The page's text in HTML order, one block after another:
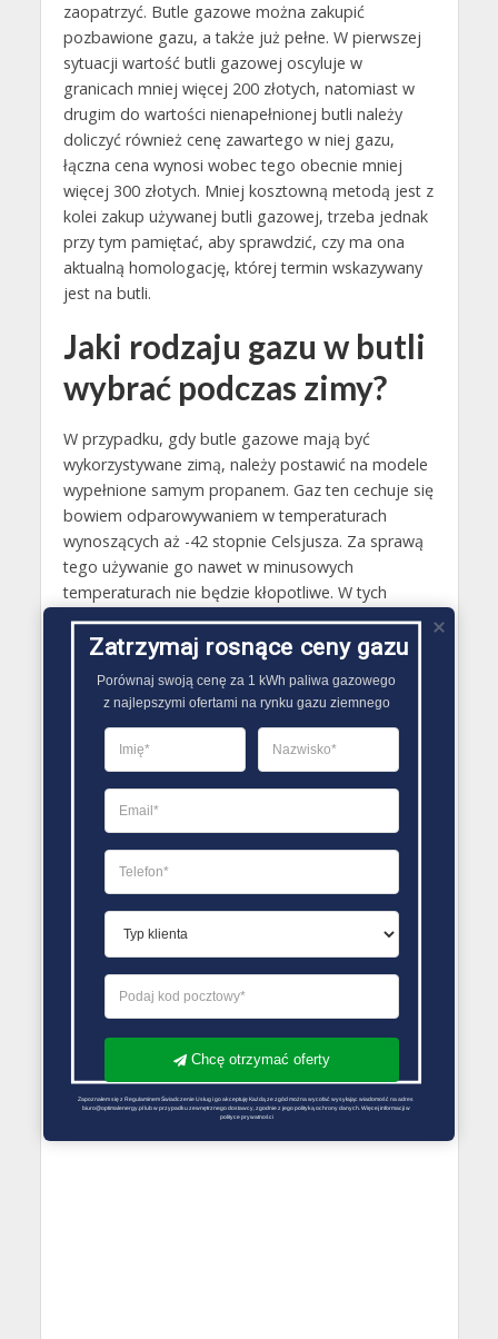
zaopatrzyć. Butle gazowe można zakupić
pozbawione gazu, a także już pełne. W pierwszej
sytuacji wartość butli gazowej oscyluje w
granicach mniej więcej 200 złotych, natomiast w
drugim do wartości nienapełnionej butli należy
doliczyć również cenę zawartego w niej gazu,
łączna cena wynosi wobec tego obecnie mniej
więcej 300 złotych. Mniej kosztowną metodą jest z
kolei zakup używanej butli gazowej, trzeba jednak
przy tym pamiętać, aby sprawdzić, czy ma ona
aktualną homologację, której termin wskazywany
jest na butli.
Jaki rodzaju gazu w butli
wybrać podczas zimy?
W przypadku, gdy butle gazowe mają być
wykorzystywane zimą, należy postawić na modele
wypełnione samym propanem. Gaz ten cechuje się
bowiem odparowywaniem w temperaturach
wynoszących aż -42 stopnie Celsjusza. Za sprawą
tego używanie go nawet w minusowych
temperaturach nie będzie kłopotliwe. W tych
samych warunkach butle gazowe zatankowane
propanem-butanem mogą z kolei nie zasilać
urządzeń gazowych w odpowiedni sposób, bo
gaz ten przestaje odparowywać już w
PORÓWNYWARKA OFERT GAZU
Zatrzymaj rosnące ceny gazu
Porównaj swoją cenę za 1 kWh paliwa gazowego
z najlepszymi ofertami na rynku gazu ziemnego
Chcę otrzymać oferty
Zapoznałem się z Regulaminem Świadczenie Usług i go akceptuję Każdą ze zgód można wycofać wysyłając wiadomość na adres
biuro@optimalenergy.pl lub w przypadku zewnętrznego dostawcy, zgodnie z jego polityką ochrony danych. Więcej informacji w
polityce prywatności